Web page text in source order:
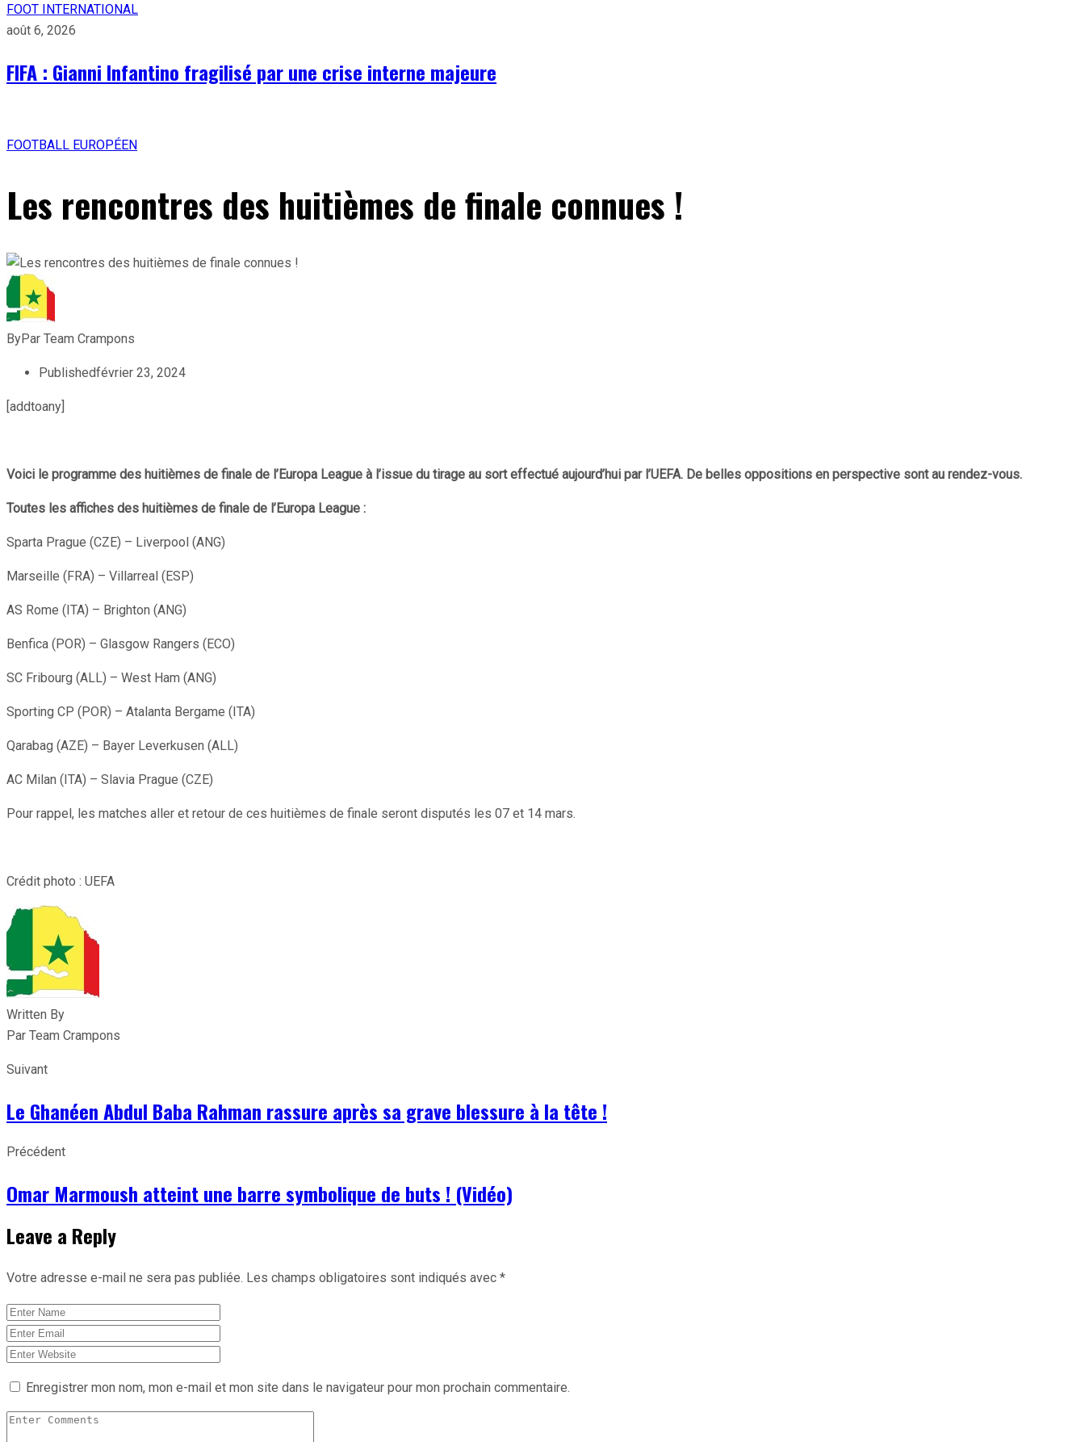
FOOT INTERNATIONAL
août 6, 2026
FIFA : Gianni Infantino fragilisé par une crise interne majeure
FOOTBALL EUROPÉEN
Les rencontres des huitièmes de finale connues !
ByPar Team Crampons
Publishedfévrier 23, 2024
[addtoany]
Voici le programme des huitièmes de finale de l’Europa League à l’issue du tirage au sort effectué aujourd’hui par l’UEFA. De belles oppositions en perspective sont au rendez-vous.
Toutes les affiches des huitièmes de finale de l’Europa League :
Sparta Prague (CZE) – Liverpool (ANG)
Marseille (FRA) – Villarreal (ESP)
AS Rome (ITA) – Brighton (ANG)
Benfica (POR) – Glasgow Rangers (ECO)
SC Fribourg (ALL) – West Ham (ANG)
Sporting CP (POR) – Atalanta Bergame (ITA)
Qarabag (AZE) – Bayer Leverkusen (ALL)
AC Milan (ITA) – Slavia Prague (CZE)
Pour rappel, les matches aller et retour de ces huitièmes de finale seront disputés les 07 et 14 mars.
Crédit photo : UEFA
Written By
Par Team Crampons
Suivant
Le Ghanéen Abdul Baba Rahman rassure après sa grave blessure à la tête !
Précédent
Omar Marmoush atteint une barre symbolique de buts ! (Vidéo)
Leave a Reply
Votre adresse e-mail ne sera pas publiée. Les champs obligatoires sont indiqués avec *
Enregistrer mon nom, mon e-mail et mon site dans le navigateur pour mon prochain commentaire.